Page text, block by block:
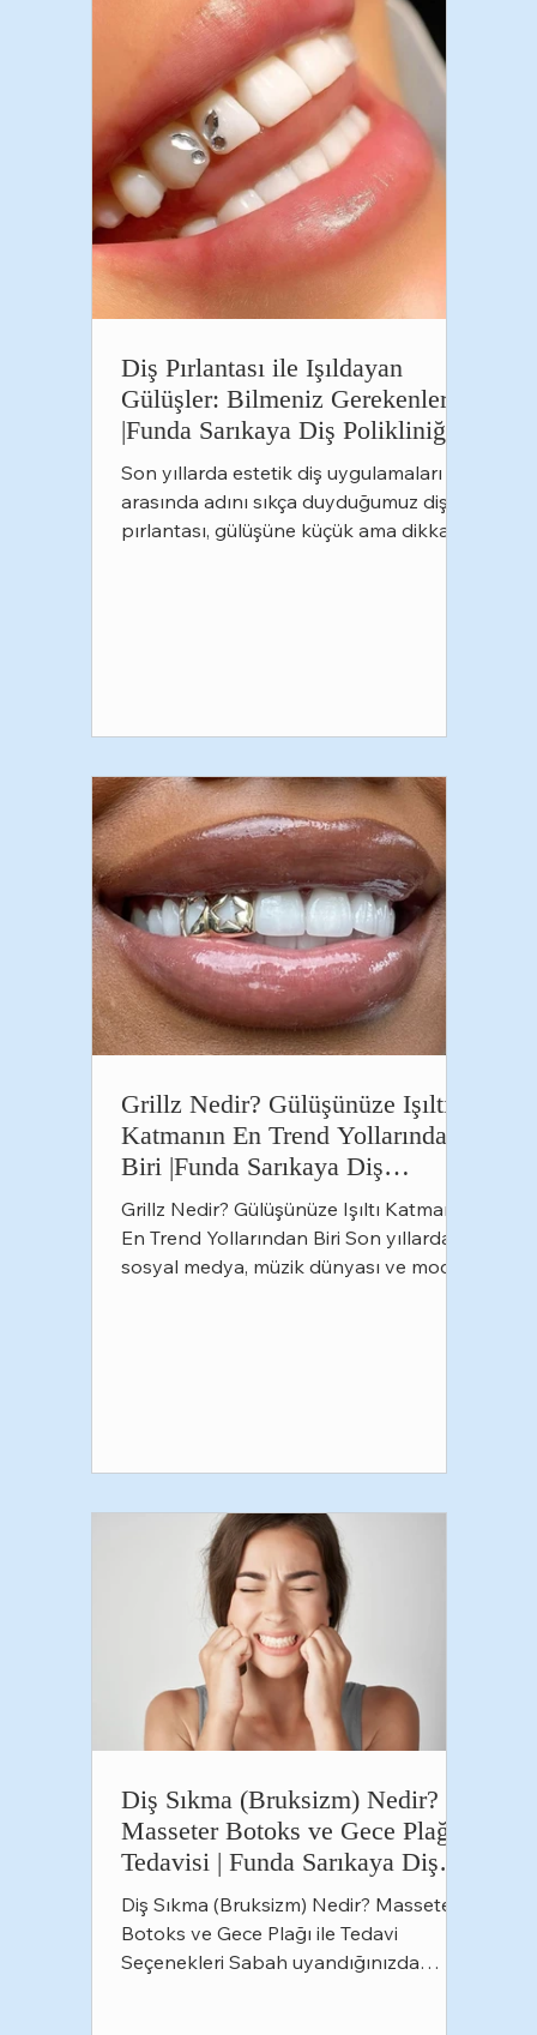
Diş Pırlantası ile Işıldayan
Gülüşler: Bilmeniz Gerekenler
|Funda Sarıkaya Diş Polikliniği
Son yıllarda estetik diş uygulamaları
arasında adını sıkça duyduğumuz diş
pırlantası, gülüşüne küçük ama dikkat
pırlantası tam olarak nedir, nasıl
dikkat etmek gerekir? Gelin birlikte
inceleyelim. Diş Pırlantası Ne
Grillz Nedir? Gülüşünüze Işıltı
Katmanın En Trend Yollarından
Biri |Funda Sarıkaya Diş
Polikliniği
Grillz Nedir? Gülüşünüze Işıltı Katmanın
En Trend Yollarından Biri Son yıllarda
sosyal medya, müzik dünyası ve moda
pırlanta taşlar ya da tamamen sade
kişisel stile göre şekillendirilebilen ve
tamamen kişiye özel üretile
Diş Sıkma (Bruksizm) Nedir?
Masseter Botoks ve Gece Plağı
Tedavisi | Funda Sarıkaya Diş
Polikliniği
Diş Sıkma (Bruksizm) Nedir? Masseter
Botoks ve Gece Plağı ile Tedavi
Seçenekleri Sabah uyandığınızda